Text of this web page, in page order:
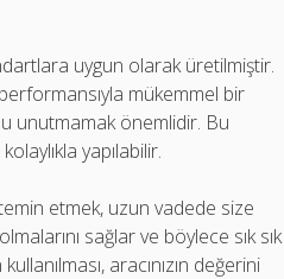
uygun olarak üretilmiştir.
mükemmel bir
unutmamak önemlidir. Bu
yapılabilir.
etmek, uzun vadede size
sağlar ve böylece sık sık
aracınızın değerini